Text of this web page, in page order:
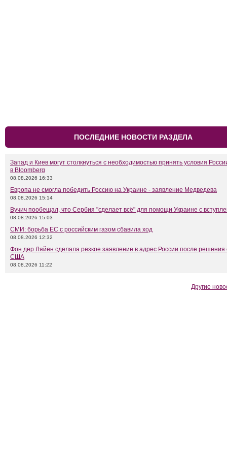
ПОСЛЕДНИЕ НОВОСТИ РАЗДЕЛА
Запад и Киев могут столкнуться с необходимостью принять условия
в Bloomberg
08.08.2026 16:33
Европа не смогла победить Россию на Украине - заявление Медведева
08.08.2026 15:14
Вучич пообещал, что Сербия "сделает всё" для помощи Украине с
08.08.2026 15:03
СМИ: борьба ЕС с российским газом сбавила ход
08.08.2026 12:32
Фон дер Ляйен сделала резкое заявление в адрес России после решения
США
08.08.2026 11:22
Другие